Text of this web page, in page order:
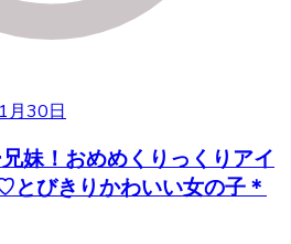
月30日
妹！おめめくりっくりアイ
とびきりかわいい女の子＊